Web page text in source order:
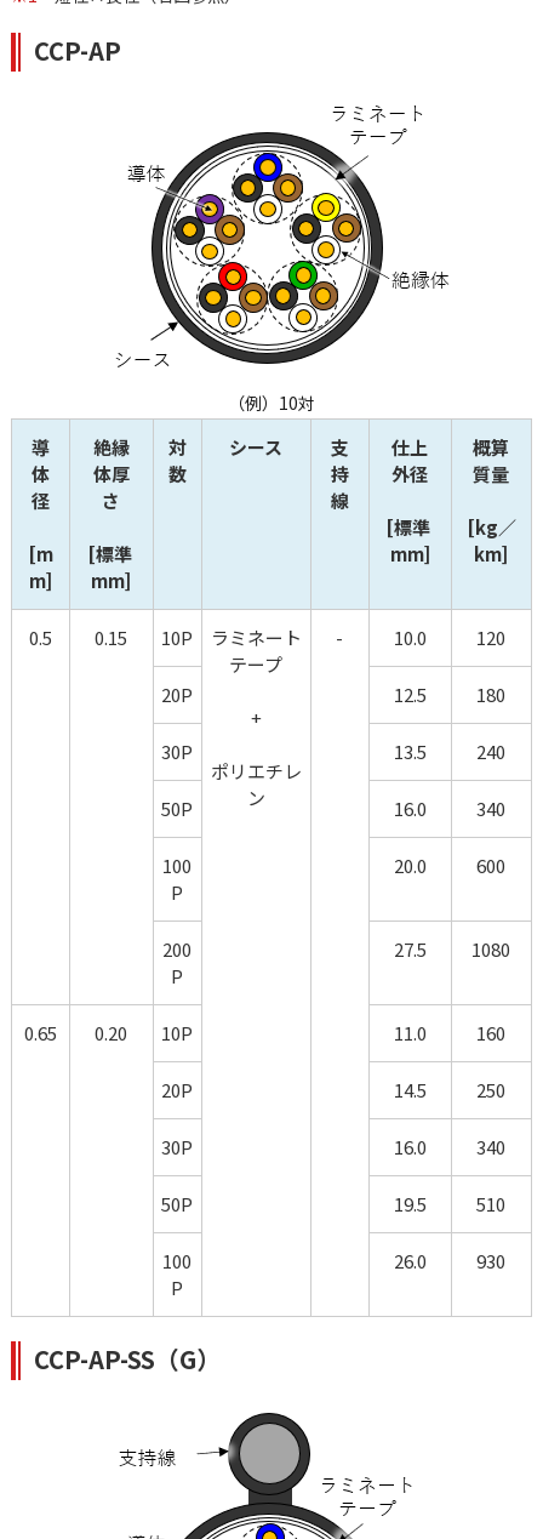
CCP-AP
（例）10対
導
体
径
[m
m]
絶縁
体厚
さ
[標準
mm]
対
数
シース
支
持
線
仕上
外径
[標準
mm]
概算
質量
[kg／
km]
0.5 0.15 10P
ラミネート
テープ
+
ポリエチレ
ン
- 10.0 120
20P 12.5 180
30P 13.5 240
50P 16.0 340
100
P
20.0 600
200
P
27.5 1080
0.65 0.20 10P 11.0 160
20P 14.5 250
30P 16.0 340
50P 19.5 510
100
P
26.0 930
CCP-AP-SS（G）